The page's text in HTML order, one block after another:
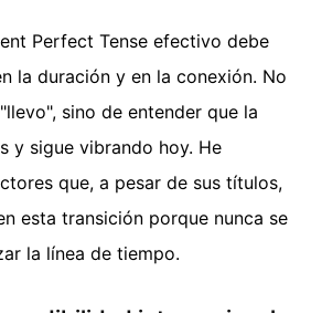
Perfect Tense efectivo debe
la duración y en la conexión. No
sino de entender que la
y sigue vibrando hoy. He
que, a pesar de sus títulos,
esta transición porque nunca se
la línea de tiempo.